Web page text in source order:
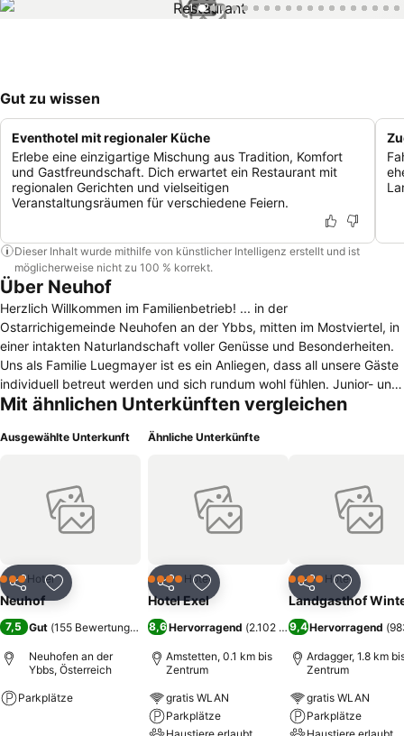
1 / 24
Gut zu wissen
Eventhotel mit regionaler Küche
Erlebe eine einzigartige Mischung aus Tradition, Komfort
und Gastfreundschaft. Dich erwartet ein Restaurant mit
regionalen Gerichten und vielseitigen
Veranstaltungsräumen für verschiedene Feiern.
Dieser Inhalt wurde mithilfe von künstlicher Intelligenz erstellt und ist
möglicherweise nicht zu 100 % korrekt.
Über Neuhof
Herzlich Willkommen im Familienbetrieb! ... in der
Ostarrichigemeinde Neuhofen an der Ybbs, mitten im Mostviertel, in
einer intakten Naturlandschaft voller Genüsse und Besonderheiten.
Uns als Familie Luegmayer ist es ein Anliegen, dass all unsere Gäste
individuell betreut werden und sich rundum wohl fühlen. Junior- und
Küchenchef Leopold verwöhnt den Gaumen und interpretiert
Feste und Veranstaltungen liebevoll und ganz persönlich im großen
ist Ansprechpartner für Fußball-Trainingslager am hauseigenen
Kunstrasenplatz. Und da uns die Kleinsten am allerwichtigsten sind,
werden Kindermenüs und Spielbereiche ganz groß geschrieben!
Mit ähnlichen Unterkünften vergleichen
Ausgewählte Unterkunft
Teilen Zu Favoriten hinzufügen
3 SterneHotel
Neuhof
7,5 Gut (155 Bewertungen
Neuhofen an der
Ybbs, Österreich
Parkplätze
Ähnliche Unterkünfte
Teilen Zu Favoriten hinzufügen
4 SterneHotel
Hotel Exel
8,6Hervorragend (2.102 Bewertungen)
Amstetten, 0.1 km bis
Zentrum
gratis WLAN
Parkplätze
Teilen Zu
4 SterneHotel
Landgasthof
9,4Hervorragend (
Ardagger, 1.8 km
Zentrum
gratis WLAN
Parkplätze